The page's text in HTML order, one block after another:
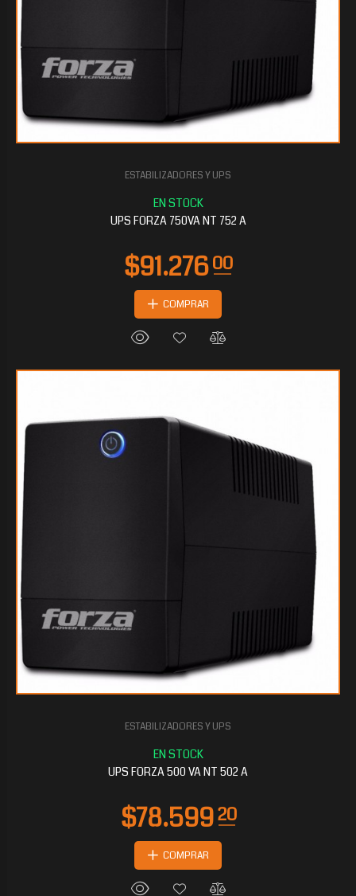
ESTABILIZADORES Y UPS
UPS FORZA 750VA NT 752 A
COMPRAR
ESTABILIZADORES Y UPS
UPS FORZA 500 VA NT 502 A
COMPRAR